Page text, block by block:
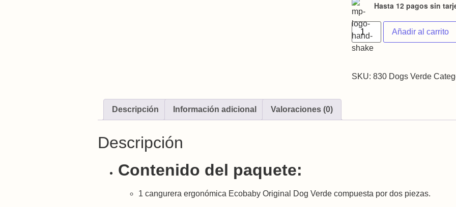
Hasta 12 pagos sin
Cangurera Ergonomica
Añadir al carrito
SKU:830 Dogs Verde
Descripción Información adicional Valoraciones (0)
Descripción
Contenido del paquete:
1 cangurera ergonómica Ecobaby Original Dog Verde compuesta por dos piezas.